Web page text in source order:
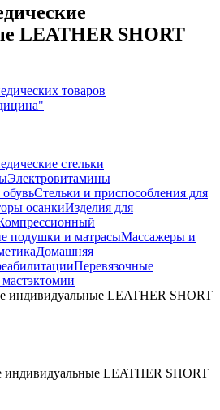
LEATHER SHORT
товаров
стельки
Электровитамины
Стельки и приспособления для
осанкиИзделия для
подушки и матрасыМассажеры и
Домашняя
Перевязочные
индивидуальные LEATHER SHORT
индивидуальные LEATHER SHORT